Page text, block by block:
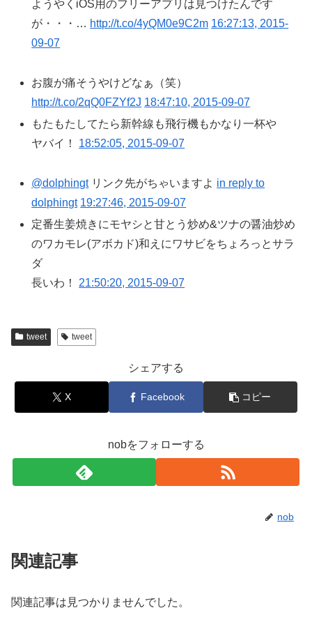
ようやくiOS用のフリーアプリは見つけたんです
が・・・… http://t.co/4yQM0e9C2m 16:27:13, 2015-
09-07
お腹が痛そうやけどなぁ（笑）
http://t.co/2qQ0FZYf2J 18:47:10, 2015-09-07
もたもたしてたら新幹線も飛行機もかなり一杯や
ヤバイ！ 18:52:05, 2015-09-07
@dolphingtリンク先がちゃいますよ in reply to
dolphingt 19:27:46, 2015-09-07
定番生姜焼きにモヤシと甘とう炒め&ツナの醤油炒め
のワカモレ(アボカド)和えにワサビをちょろっとサラ
ダ
長いわ！ 21:50:20, 2015-09-07
tweet tweet
シェアする
X Facebook コピー
nobをフォローする
nob
関連記事
関連記事は見つかりませんでした。